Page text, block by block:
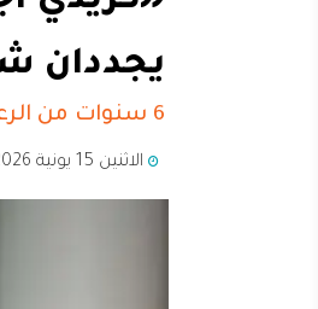
يجددان
6 سنوات من الرعاية الطبية المستدامة
الاثنين 15 يونية 2026 | 11:57 صباحاً